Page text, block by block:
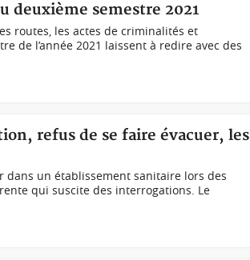
deuxième semestre 2021
routes, les actes de criminalités et
de l’année 2021 laissent à redire avec des
refus de se faire évacuer, les
dans un établissement sanitaire lors des
qui suscite des interrogations. Le